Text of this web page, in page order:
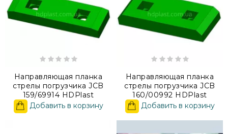
Направляющая планка
стрелы погрузчика JCB
159/69914 HDPlast
Добавить в корзину
Направляющая планка
стрелы погрузчика JCB
160/00992 HDPlast
Добавить в корзину